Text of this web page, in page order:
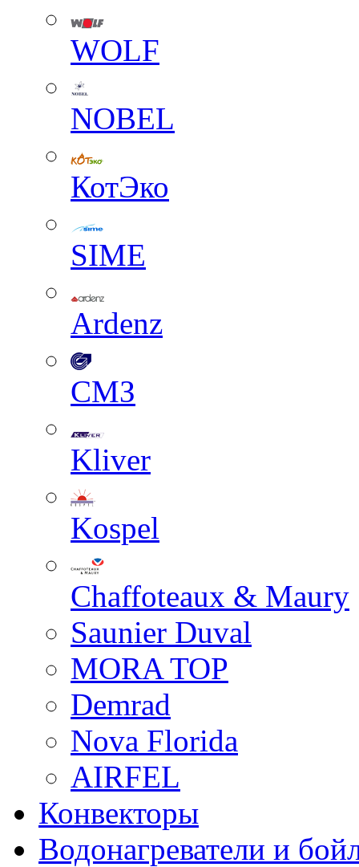
WOLF
NOBEL
КотЭко
SIME
Ardenz
СМЗ
Kliver
Kospel
Chaffoteaux & Maury
Saunier Duval
MORA TOP
Demrad
Nova Florida
AIRFEL
Конвекторы
Водонагреватели и